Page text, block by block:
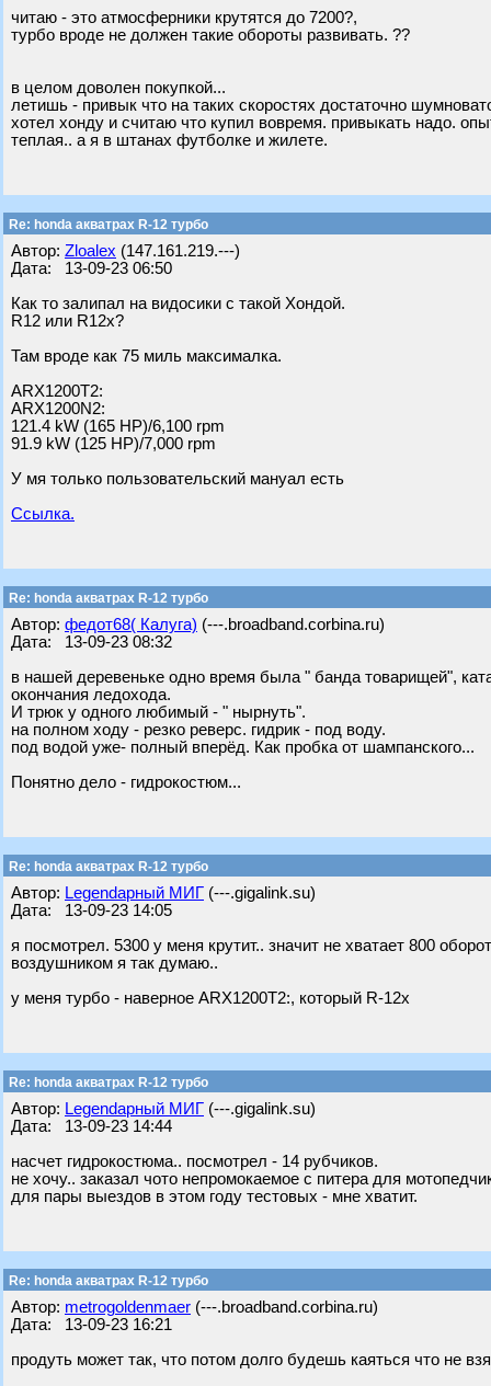
читаю - это атмосферники крутятся до 7200?,
турбо вроде не должен такие обороты развивать. ??
в целом доволен покупкой...
летишь - привык что на таких скоростях достаточно
хотел хонду и считаю что купил вовремя. привыкать надо.
теплая.. а я в штанах футболке и жилете.
Re: honda акватрах R-12 турбо
Автор: Zloalex (147.161.219.---)
Дата: 13-09-23 06:50
Как то залипал на видосики с такой Хондой.
R12 или R12x?
Там вроде как 75 миль максималка.
ARX1200T2:
ARX1200N2:
121.4 kW (165 HP)/6,100 rpm
91.9 kW (125 HP)/7,000 rpm
У мя только пользовательский мануал есть
Ссылка.
Re: honda акватрах R-12 турбо
Автор: федот68( Калуга) (---.broadband.corbina.ru)
Дата: 13-09-23 08:32
в нашей деревеньке одно время была " банда товарищей",
окончания ледохода.
И трюк у одного любимый - " нырнуть".
на полном ходу - резко реверс. гидрик - под воду.
под водой уже- полный вперёд. Как пробка от шампанского...
Понятно дело - гидрокостюм...
Re: honda акватрах R-12 турбо
Автор: Legendарный МИГ (---.gigalink.su)
Дата: 13-09-23 14:05
я посмотрел. 5300 у меня крутит.. значит не хватает 800
воздушником я так думаю..
у меня турбо - наверное ARX1200T2:, который R-12х
Re: honda акватрах R-12 турбо
Автор: Legendарный МИГ (---.gigalink.su)
Дата: 13-09-23 14:44
насчет гидрокостюма.. посмотрел - 14 рубчиков.
не хочу.. заказал чото непромокаемое с питера для
для пары выездов в этом году тестовых - мне хватит.
Re: honda акватрах R-12 турбо
Автор: metrogoldenmaer (---.broadband.corbina.ru)
Дата: 13-09-23 16:21
продуть может так, что потом долго будешь каяться что не